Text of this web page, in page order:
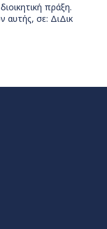
πράξη.
αυτής, σε: ΔιΔικ